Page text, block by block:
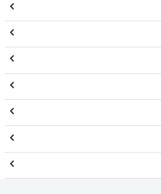






